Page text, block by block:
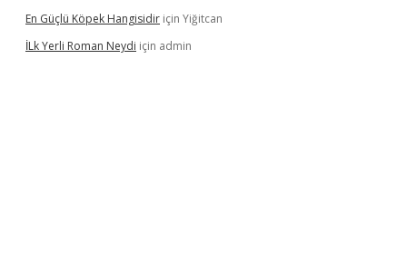
En Güçlü Köpek Hangisidir için Yiğitcan
İLk Yerli Roman Neydi için admin